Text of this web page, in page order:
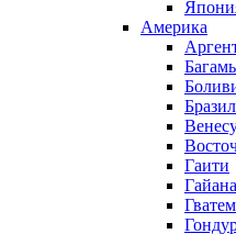
Америка
Гаити
Гайана